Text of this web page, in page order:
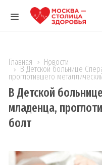
Главная Новости
В Детской больнице
проглотившего
В Детской
младенца,
болт